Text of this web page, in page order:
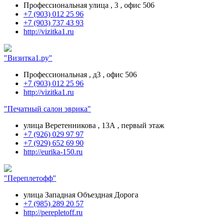
Профессиональная улица , 3 , офис 506
+7 (903) 012 25 96
+7 (903) 737 43 93
http://vizitka1.ru
"Визитка1.ру"
Профессиональная , д3 , офис 506
+7 (903) 012 25 96
http://vizitka1.ru
"Печатный салон эврика"
улица Веретенникова , 13А , первый этаж
+7 (926) 029 97 97
+7 (929) 652 69 90
http://eurika-150.ru
"Переплетофф"
улица Западная Объездная Дорога
+7 (985) 289 20 57
http://perepletoff.ru